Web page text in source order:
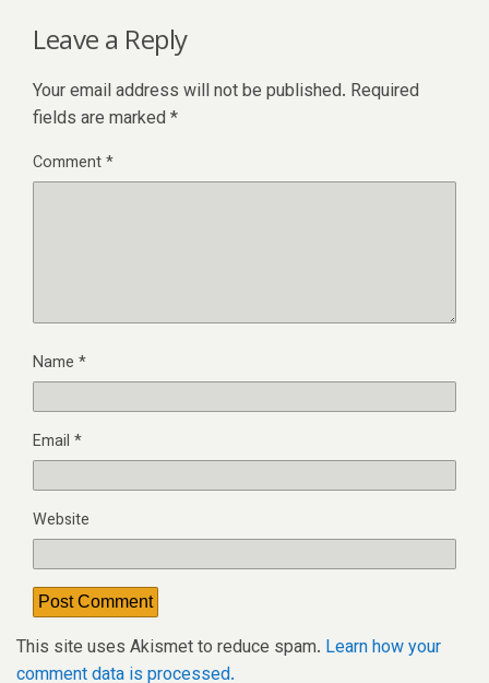
Leave a Reply
Your email address will not be published. Required
fields are marked *
Comment*
Name *
Email *
Website
This site uses Akismet to reduce spam. Learn how your
comment data is processed.